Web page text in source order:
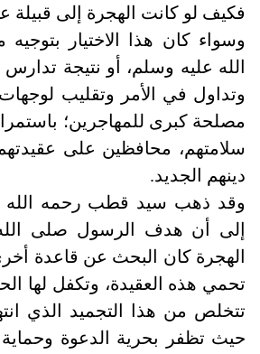
فكيف لو كانت الهجرة إلى قبيلة
وسواء كان هذا الاختيار
الله عليه وسلم، أو نتيجة تدارس
وتداول في الأمر وتقليب
مصلحة كبرى للمهاجرين؛
سلامتهم، محافظين على
دينهم الجديد.
وقد ذهب سيد قطب رحمه الله
إلى أن هدف الرسول صلى
الهجرة كان البحث عن قاعدة
تحمي هذه العقيدة، وتكفل لها
تتخلص من هذا التجميد الذي
حيث تظفر بحرية الدعوة وحماية